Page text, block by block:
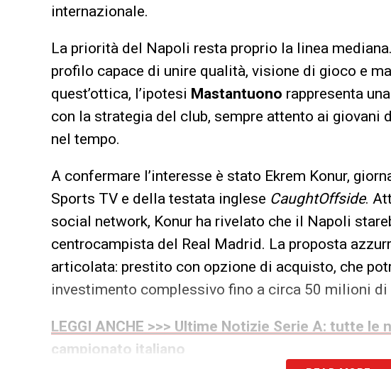
internazionale.
La priorità del Napoli resta proprio la linea
profilo capace di unire qualità, visione di gioco e
quest’ottica, l’ipotesi Mastantuono rappresenta
con la strategia del club, sempre attento ai giovani
nel tempo.
A confermare l’interesse è stato Ekrem Konur,
Sports TV e della testata inglese CaughtOffside.
social network, Konur ha rivelato che il Napoli
centrocampista del Real Madrid. La proposta
articolata: prestito con opzione di acquisto, che
investimento complessivo fino a circa 50 milioni di
LEGGI ANCHE >>> Ultime Notizie Serie A: tutte
campionato italiano